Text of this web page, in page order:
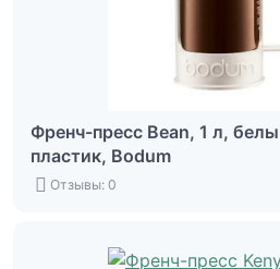
Френч-пресс Bean, 1 л,
пластик, Bodum
Отзывы: 0